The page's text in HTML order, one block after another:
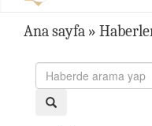
Ana sayfa »